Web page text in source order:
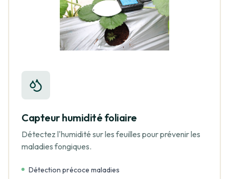
Capteur humidité foliaire
Détectez l'humidité sur les feuilles pour prévenir les
maladies fongiques.
Détection précoce maladies